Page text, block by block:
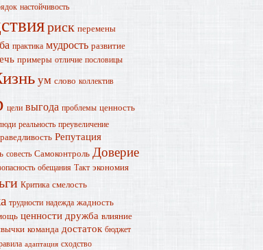
настойчивость
риск перемены
практика мудрость развитие
примеры отличие пословицы
ум слово коллектив
цели выгода проблемы ценность
реальность преувеличение
Репутация
совесть Самоконтроль Доверие
обещания Такт экономия
Критика смелость
трудности надежда жадность
ценности дружба влияние
команда достаток бюджет
адаптация сходство